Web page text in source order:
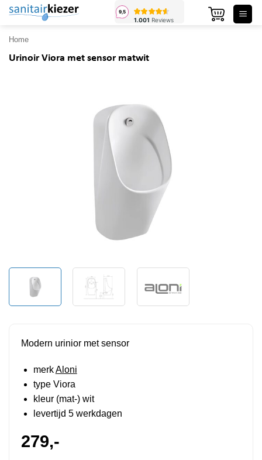
Ga
inhoud
Home
Urinoir Viora met sensor matwit
Modern urinior met sensor
merkAloni
type Viora
kleur (mat-) wit
levertijd 5 werkdagen
279,-